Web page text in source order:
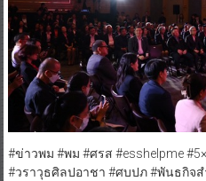
#ข่าวพม #พม #ศรส #esshelpme
#วราวุธศิลปอาชา #ศบปภ #พันธกิจ